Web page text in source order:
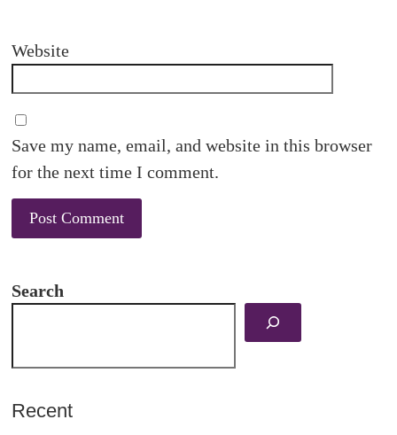
Website
Save my name, email, and website in this browser
for the next time I comment.
Search
Recent